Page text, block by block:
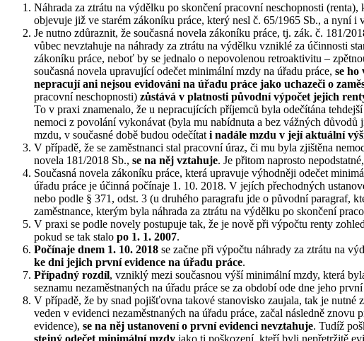
Náhrada za ztrátu na výdělku po skončení pracovní neschopnosti
objevuje již ve starém zákoníku práce, který nesl č. 65/1965 Sb., a nyní
Je nutno zdůraznit, že současná novela zákoníku práce, tj. zák. č. 181/
vůbec nevztahuje na náhrady za ztrátu na výdělku vzniklé za účinnosti
zákoníku práce, neboť by se jednalo o nepovolenou retroaktivitu –
současná novela upravující odečet minimální mzdy na úřadu práce, se ho
nepracují ani nejsou evidováni na úřadu práce jako uchazeči o
pracovní neschopnosti) zůstává v platnosti původní výpočet jejich
To v praxi znamenalo, že u nepracujících příjemců byla odečítána
nemoci z povolání vykonávat (byla mu nabídnuta a bez vážných
mzdu, v současné době budou odečítat i nadále mzdu v její aktuální
V případě, že se zaměstnanci stal pracovní úraz, či mu byla zjištěna
novela 181/2018 Sb., se na něj vztahuje. Je přitom naprosto
Současná novela zákoníku práce, která upravuje výhodněji odečet
úřadu práce je účinná počínaje 1. 10. 2018. V jejích přechodných
nebo podle § 371, odst. 3 (u druhého paragrafu jde o původní paragraf,
zaměstnance, kterým byla náhrada za ztrátu na výdělku po skončení
V praxi se podle novely postupuje tak, že je nově při výpočtu renty
pokud se tak stalo po 1. 1. 2007.
Počínaje dnem 1. 10. 2018 se začne při výpočtu náhrady za ztrátu na
ke dni jejich první evidence na úřadu práce.
Případný rozdíl, vzniklý mezi současnou výší minimální mzdy, která
seznamu nezaměstnaných na úřadu práce se za období ode dne jeho
V případě, že by snad pojišťovna takové stanovisko zaujala, tak je nutné
veden v evidenci nezaměstnaných na úřadu práce, začal následně
evidence), se na něj ustanovení o první evidenci nevztahuje. Tudíž
stejný odečet minimální mzdy jako ti poškození, kteří byli nepřetržitě